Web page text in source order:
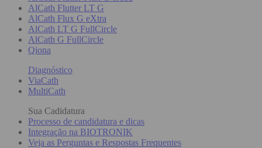
AlCath Flutter LT G
AlCath Flux G eXtra
AlCath LT G FullCircle
AlCath G FullCircle
Qiona
Diagnóstico
ViaCath
MultiCath
Sua Cadidatura
Processo de candidatura e dicas
Integração na BIOTRONIK
Veja as Perguntas e Respostas Frequentes